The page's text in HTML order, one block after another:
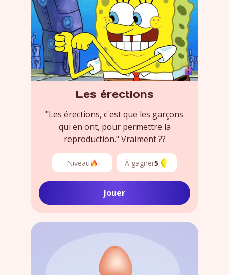
Les érections
"Les érections, c'est que les garçons
qui en ont, pour permettre la
reproduction." Vraiment ??
Niveau À gagner5
Jouer